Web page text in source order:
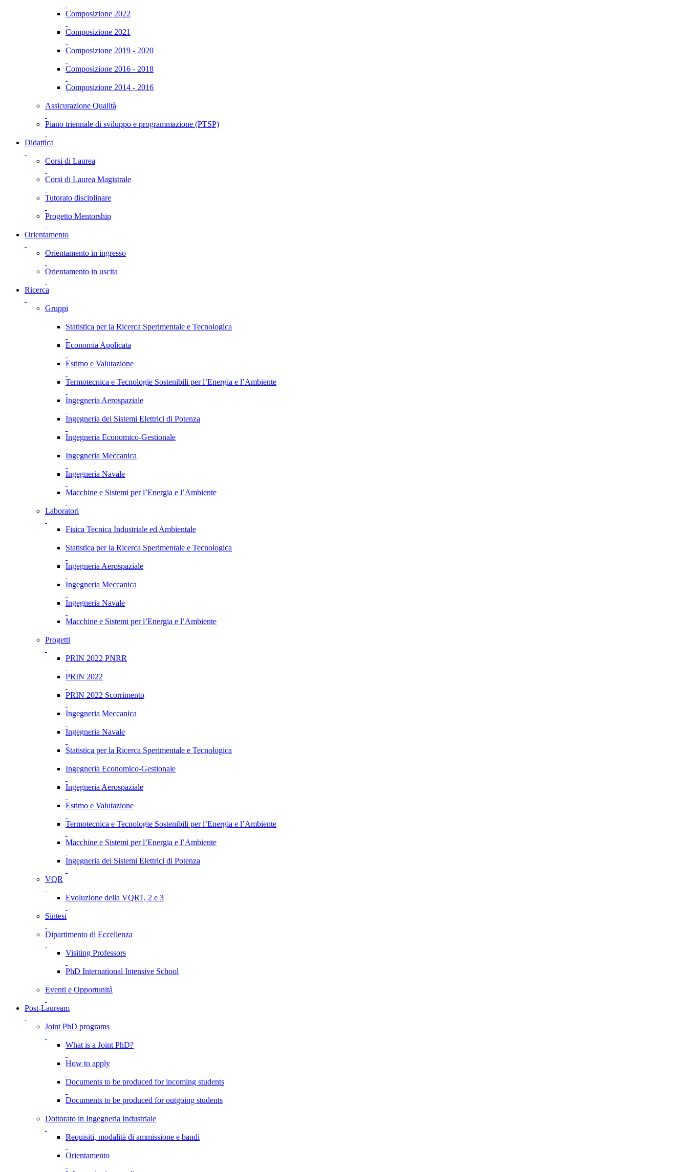
Composizione 2022
Composizione 2021
Composizione 2019 - 2020
Composizione 2016 - 2018
Composizione 2014 - 2016
Assicurazione Qualità
Piano triennale di sviluppo e programmazione (PTSP)
Didattica
Corsi di Laurea
Corsi di Laurea Magistrale
Tutorato disciplinare
Progetto Mentorship
Orientamento
Orientamento in ingresso
Orientamento in uscita
Ricerca
Gruppi
Statistica per la Ricerca Sperimentale e Tecnologica
Economia Applicata
Estimo e Valutazione
Termotecnica e Tecnologie Sostenibili per l’Energia e l’Ambiente
Ingegneria Aerospaziale
Ingegneria dei Sistemi Elettrici di Potenza
Ingegneria Economico-Gestionale
Ingegneria Meccanica
Ingegneria Navale
Macchine e Sistemi per l’Energia e l’Ambiente
Laboratori
Fisica Tecnica Industriale ed Ambientale
Statistica per la Ricerca Sperimentale e Tecnologica
Ingegneria Aerospaziale
Ingegneria Meccanica
Ingegneria Navale
Macchine e Sistemi per l’Energia e l’Ambiente
Progetti
PRIN 2022 PNRR
PRIN 2022
PRIN 2022 Scorrimento
Ingegneria Meccanica
Ingegneria Navale
Statistica per la Ricerca Sperimentale e Tecnologica
Ingegneria Economico-Gestionale
Ingegneria Aerospaziale
Estimo e Valutazione
Termotecnica e Tecnologie Sostenibili per l’Energia e l’Ambiente
Macchine e Sistemi per l’Energia e l’Ambiente
Ingegneria dei Sistemi Elettrici di Potenza
VQR
Evoluzione della VQR1, 2 e 3
Sintesi
Dipartimento di Eccellenza
Visiting Professors
PhD International Intensive School
Eventi e Opportunità
Post-Lauream
Joint PhD programs
What is a Joint PhD?
How to apply
Documents to be produced for incoming students
Documents to be produced for outgoing students
Dottorato in Ingegneria Industriale
Requisiti, modalità di ammissione e bandi
Orientamento